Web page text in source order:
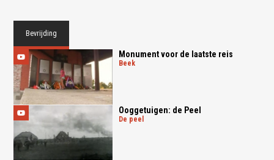
Bevrijding
Monument voor de laatste reis
beek
Ooggetuigen: de Peel
de peel